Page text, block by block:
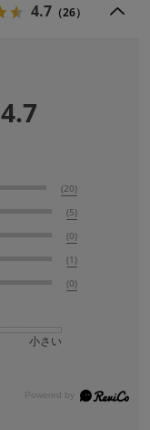
4.7 （26）
4.7
(20)
(5)
(0)
(1)
(0)
小さい